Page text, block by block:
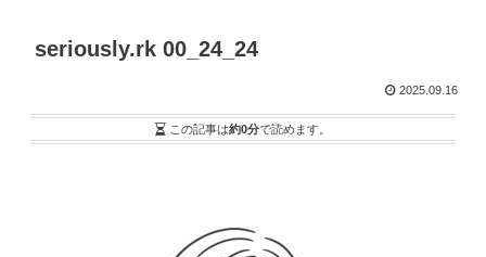
seriously.rk 00_24_24
2025.09.16
この記事は約0分で読めます。